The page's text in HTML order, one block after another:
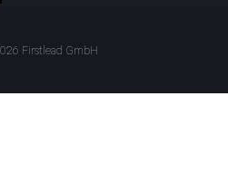
Firstlead GmbH